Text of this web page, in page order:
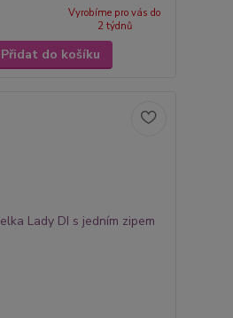
Vyrobíme pro vás do
2 týdnů
Přidat do košíku